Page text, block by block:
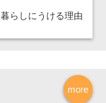
らしにうける理由
more